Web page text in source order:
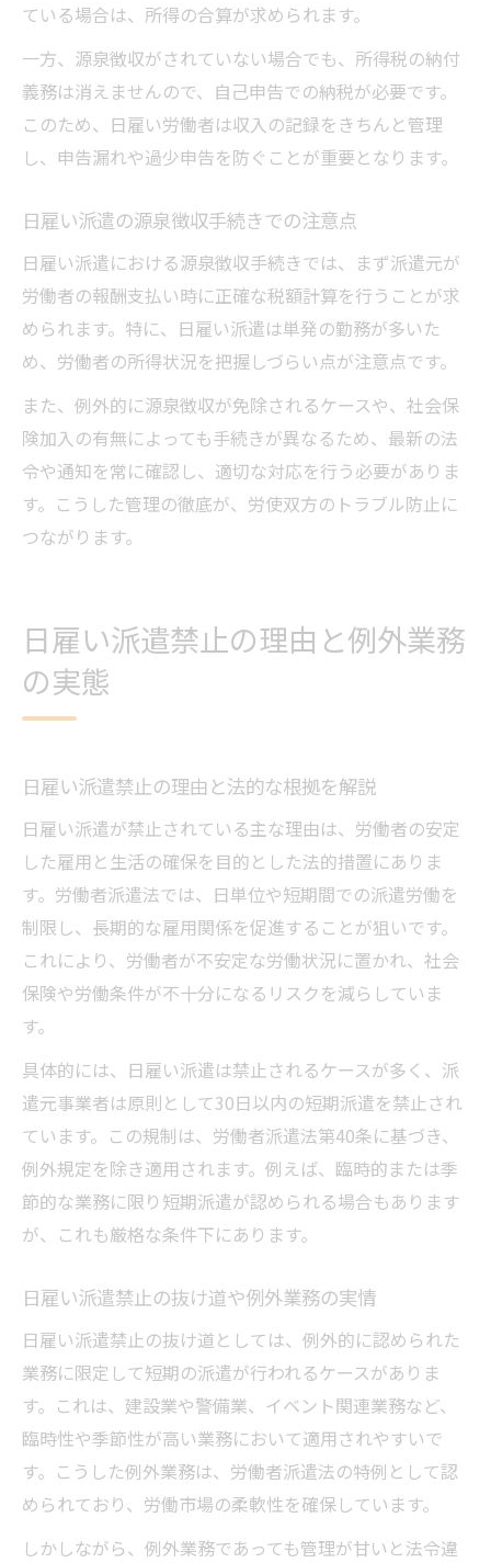
ている場合は、所得の合算が求められます。
一方、源泉徴収がされていない場合でも、所得税の納付
義務は消えませんので、自己申告での納税が必要です。
このため、日雇い労働者は収入の記録をきちんと管理
し、申告漏れや過少申告を防ぐことが重要となります。
日雇い派遣の源泉徴収手続きでの注意点
日雇い派遣における源泉徴収手続きでは、まず派遣元が
労働者の報酬支払い時に正確な税額計算を行うことが求
められます。特に、日雇い派遣は単発の勤務が多いた
め、労働者の所得状況を把握しづらい点が注意点です。
また、例外的に源泉徴収が免除されるケースや、社会保
険加入の有無によっても手続きが異なるため、最新の法
令や通知を常に確認し、適切な対応を行う必要がありま
す。こうした管理の徹底が、労使双方のトラブル防止に
つながります。
日雇い派遣禁止の理由と例外業務
の実態
日雇い派遣禁止の理由と法的な根拠を解説
日雇い派遣が禁止されている主な理由は、労働者の安定
した雇用と生活の確保を目的とした法的措置にありま
す。労働者派遣法では、日単位や短期間での派遣労働を
制限し、長期的な雇用関係を促進することが狙いです。
これにより、労働者が不安定な労働状況に置かれ、社会
保険や労働条件が不十分になるリスクを減らしていま
す。
具体的には、日雇い派遣は禁止されるケースが多く、派
遣元事業者は原則として30日以内の短期派遣を禁止され
ています。この規制は、労働者派遣法第40条に基づき、
例外規定を除き適用されます。例えば、臨時的または季
節的な業務に限り短期派遣が認められる場合もあります
が、これも厳格な条件下にあります。
日雇い派遣禁止の抜け道や例外業務の実情
日雇い派遣禁止の抜け道としては、例外的に認められた
業務に限定して短期の派遣が行われるケースがありま
す。これは、建設業や警備業、イベント関連業務など、
臨時性や季節性が高い業務において適用されやすいで
す。こうした例外業務は、労働者派遣法の特例として認
められており、労働市場の柔軟性を確保しています。
しかしながら、例外業務であっても管理が甘いと法令違